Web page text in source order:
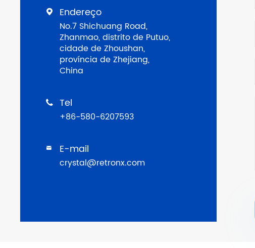
 Endereço
No.7 Shichuang Road,
Zhanmao, distrito de Putuo,
cidade de Zhoushan,
província de Zhejiang,
China
 Tel
+86-580-6207593
 E-mail
crystal@retronx.com